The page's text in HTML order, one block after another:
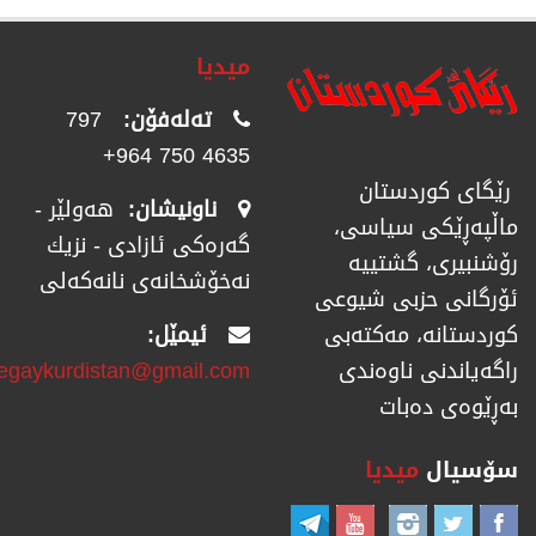
رێگای كوردستان
ماڵپەڕێكی سیاسی،
رۆشنبیری، گشتییە
ئۆرگانی حزبی شیوعی
كوردستانە، مەكتەبی
راگەیاندنی ناوەندی
بەڕێوەی دەبات
میدیا
تەلەفۆن: 797
4635 750 964+
ناونیشان: هەولێر -
گەرەکی ئازادی - نزیك
نەخۆشخانەی نانەکەلی
ئیمێل:
سۆسیال میدیا